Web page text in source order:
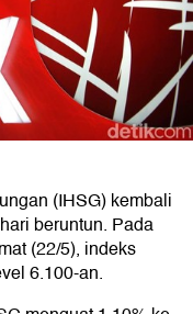
(IHSG) kembali
beruntun. Pada
(22/5), indeks
6.100-an.